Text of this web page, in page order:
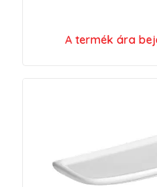
A termék ára